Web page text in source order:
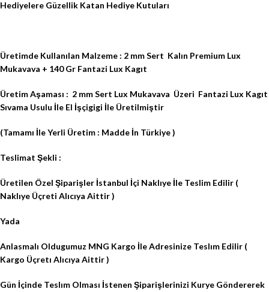
Hediyelere Güzellik Katan Hediye Kutuları
Üretimde Kullanılan Malzeme : 2 mm Sert Kalın Premium Lux
Mukavava + 140 Gr Fantazi Lux Kagıt
Üretim Aşaması : 2 mm Sert Lux Mukavava Üzeri Fantazi Lux Kagıt
Sıvama Usulu İle El İşçigigi İle Üretilmiştir
(Tamamı İle Yerli Üretim : Madde İn Türkiye )
Teslimat Şekli :
Üretilen Özel Şiparişler İstanbul İçi Naklıye İle Teslim Edilir (
Naklıye Üçreti Alıcıya Aittir )
Yada
Anlasmalı Oldugumuz MNG Kargo İle Adresinize Teslım Edilir (
Kargo Üçretı Alıcıya Aittir )
Gün İçinde Teslım Olması İstenen Şiparişlerinizi Kurye Göndererek